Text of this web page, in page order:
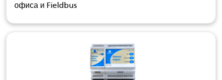
офиса и Fieldbus